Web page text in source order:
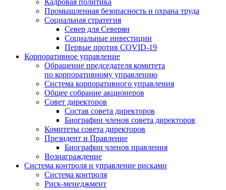
Кадровая политика
Промышленная безопасность и охрана труда
Социальная стратегия
Север для Северян
Социальные инвестиции
Первые против COVID‑19
Корпоративное управление
Обращение председателя комитета
по корпоративному управлению
Система корпоративного управления
Общее собрание акционеров
Совет директоров
Состав совета директоров
Биографии членов совета директоров
Комитеты совета директоров
Президент и Правление
Биографии членов правления
Вознаграждение
Система контроля и управление рисками
Система контроля
Риск-менеджмент